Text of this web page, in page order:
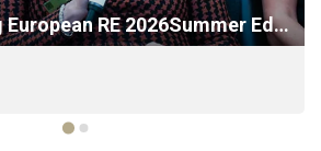
Women Leading European RE 2026Summer Edition